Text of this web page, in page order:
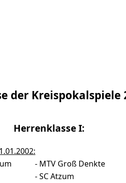
der Kreispokalspiele
Herrenklasse I:
- MTV Groß Denkte
-SC Atzum